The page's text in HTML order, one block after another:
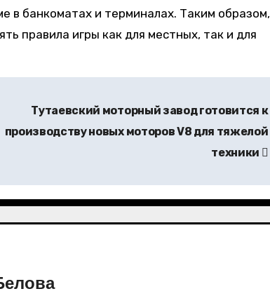
в банкоматах и терминалах. Таким образом,
правила игры как для местных, так и для
Тутаевский моторный завод готовится к
производству новых моторов V8 для тяжелой
техники